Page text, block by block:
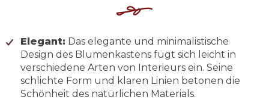
Elegant: Das elegante und minimalistische
Design des Blumenkastens fügt sich leicht in
verschiedene Arten von Interieurs ein. Seine
schlichte Form und klaren Linien betonen die
Schönheit des natürlichen Materials.